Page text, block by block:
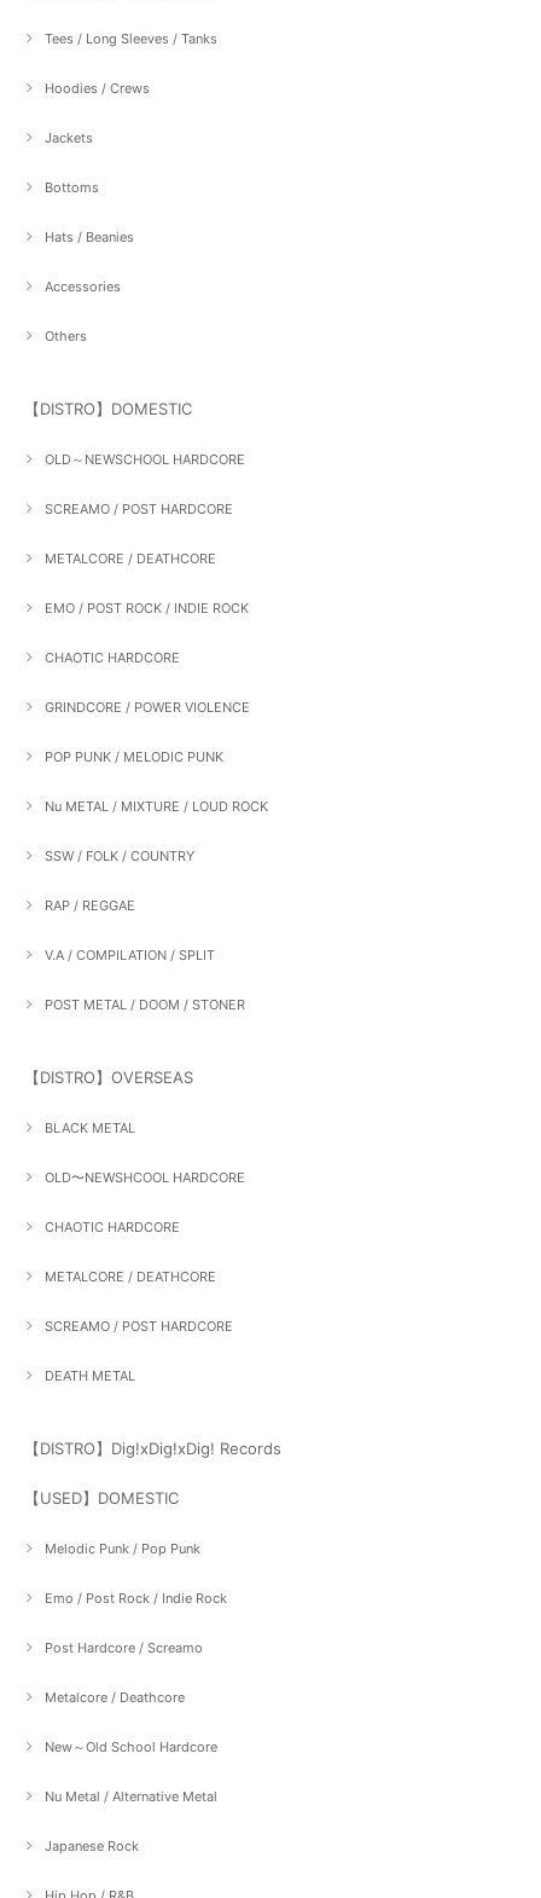
Tees / Long Sleeves / Tanks
Hoodies / Crews
Jackets
Bottoms
Hats / Beanies
Accessories
Others
【DISTRO】DOMESTIC
OLD～NEWSCHOOL HARDCORE
SCREAMO / POST HARDCORE
METALCORE / DEATHCORE
EMO / POST ROCK / INDIE ROCK
CHAOTIC HARDCORE
GRINDCORE / POWER VIOLENCE
POP PUNK / MELODIC PUNK
Nu METAL / MIXTURE / LOUD ROCK
SSW / FOLK / COUNTRY
RAP / REGGAE
V.A / COMPILATION / SPLIT
POST METAL / DOOM / STONER
【DISTRO】OVERSEAS
BLACK METAL
OLD〜NEWSHCOOL HARDCORE
CHAOTIC HARDCORE
METALCORE / DEATHCORE
SCREAMO / POST HARDCORE
DEATH METAL
【DISTRO】Dig!xDig!xDig! Records
【USED】DOMESTIC
Melodic Punk / Pop Punk
Emo / Post Rock / Indie Rock
Post Hardcore / Screamo
Metalcore / Deathcore
New～Old School Hardcore
Nu Metal / Alternative Metal
Japanese Rock